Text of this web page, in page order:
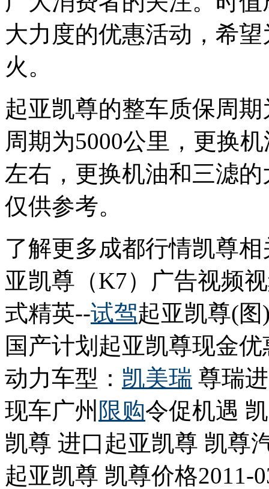
大力度的优惠活动，希
火。
起亚凯尊的整车质保周
周期为5000公里，更换
左右，更换机油和三滤
仅供参考。
了解更多成都行情凯尊
亚凯尊（K7）广告视频
式精英--试驾起亚凯尊(图
国产计划起亚凯尊现金
动力车型： 凯美瑞 尊瑞
现车广州 限购令促机遇
凯尊 进口起亚凯尊 凯尊
起亚凯尊 凯尊价格2011-